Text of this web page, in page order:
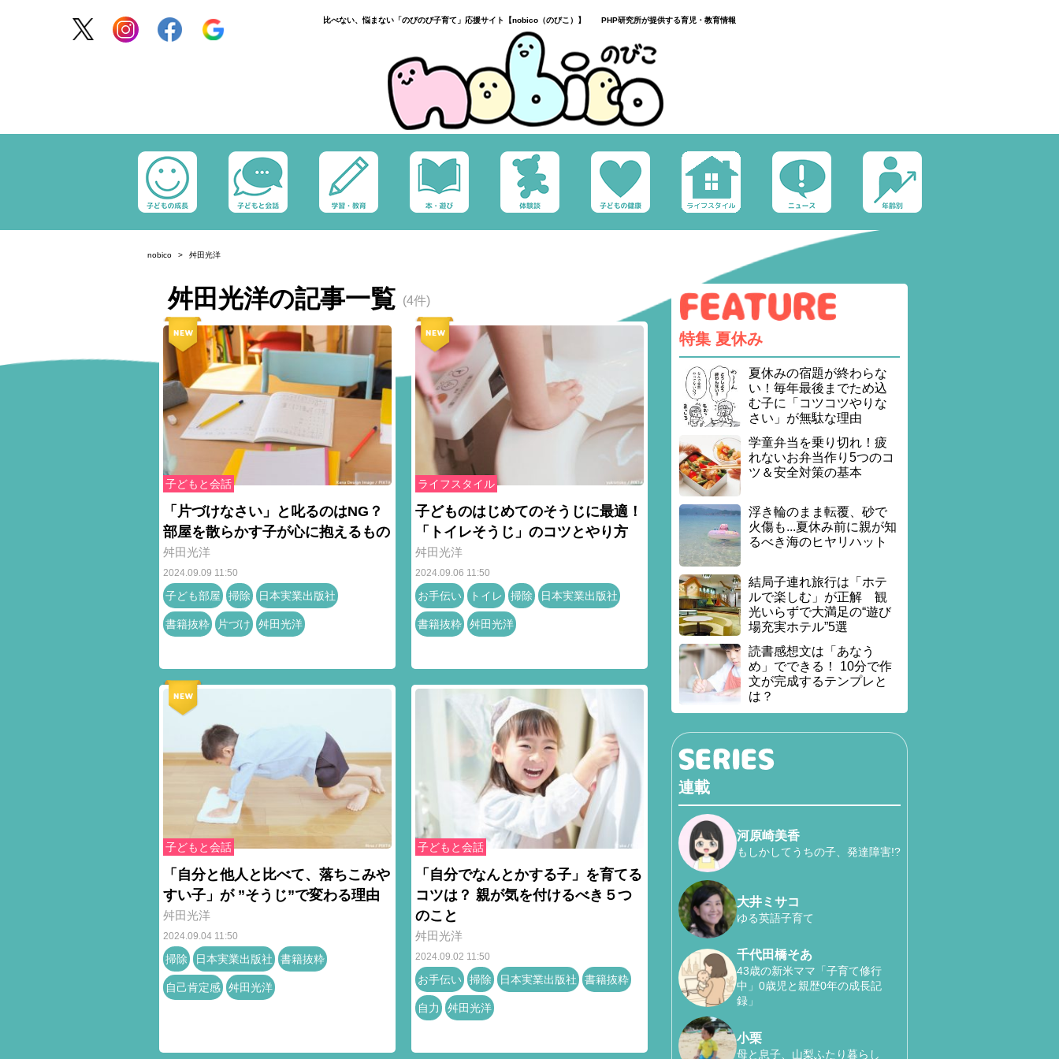
比べない、悩まない「のびのび子育て」応援サイト【nobico（のびこ）】 PHP研究所が提供する育児・教育情報
nobico 舛田光洋
舛田光洋の記事一覧 (4件)
子どもと会話
「片づけなさい」と叱るのはNG？
部屋を散らかす子が心に抱えるもの
舛田光洋
2024.09.09 11:50
子ども部屋 掃除 日本実業出版社
書籍抜粋 片づけ 舛田光洋
ライフスタイル
子どものはじめてのそうじに最適！
「トイレそうじ」のコツとやり方
舛田光洋
2024.09.06 11:50
お手伝い トイレ 掃除 日本実業出版社
書籍抜粋 舛田光洋
子どもと会話
「自分と他人と比べて、落ちこみや
すい子」が ”そうじ”で変わる理由
舛田光洋
2024.09.04 11:50
掃除 日本実業出版社 書籍抜粋
自己肯定感 舛田光洋
子どもと会話
「自分でなんとかする子」を育てる
コツは？ 親が気を付けるべき５つ
のこと
舛田光洋
2024.09.02 11:50
お手伝い 掃除 日本実業出版社 書籍抜粋
自力 舛田光洋
特集 夏休み
夏休みの宿題が終わらな
い！毎年最後までため込
む子に「コツコツやりな
さい」が無駄な理由
学童弁当を乗り切れ！疲
れないお弁当作り5つのコ
ツ＆安全対策の基本
浮き輪のまま転覆、砂で
火傷も...夏休み前に親が知
るべき海のヒヤリハット
結局子連れ旅行は「ホテ
ルで楽しむ」が正解 観
光いらずで大満足の“遊び
場充実ホテル”5選
読書感想文は「あなう
め」でできる！ 10分で作
文が完成するテンプレと
は？
連載
河原崎美香
もしかしてうちの子、発達障害!?
大井ミサコ
ゆる英語子育て
千代田橋そあ
43歳の新米ママ「子育て修行
中」0歳児と親歴0年の成長記
録」
小栗
母と息子、山梨ふたり暮らし